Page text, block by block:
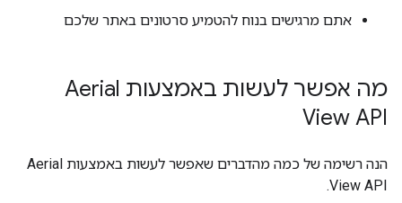
אתם מרגישים בנוח להטמיע סרטונים באתר שלכם
מה אפשר לעשות באמצעות Aerial
View API
הנה רשימה של כמה מהדברים שאפשר לעשות באמצעות Aerial
View API.